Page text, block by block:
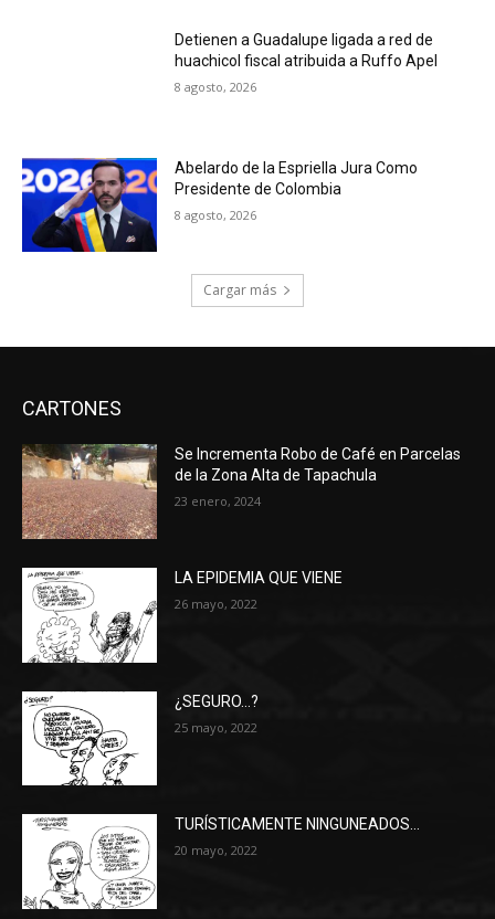
Detienen a Guadalupe ligada a red de
huachicol fiscal atribuida a Ruffo Apel
8 agosto, 2026
Abelardo de la Espriella Jura Como
Presidente de Colombia
8 agosto, 2026
Cargar más
CARTONES
Se Incrementa Robo de Café en Parcelas
de la Zona Alta de Tapachula
23 enero, 2024
LA EPIDEMIA QUE VIENE
26 mayo, 2022
¿SEGURO…?
25 mayo, 2022
TURÍSTICAMENTE NINGUNEADOS…
20 mayo, 2022